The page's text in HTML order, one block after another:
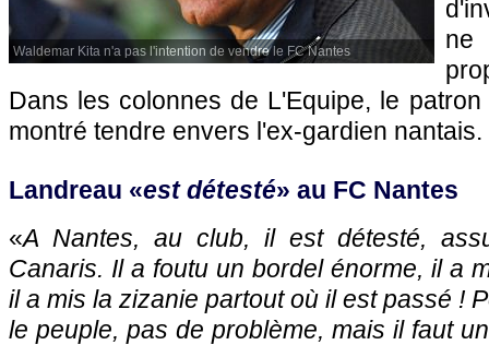
Waldemar Kita n'a pas l'intention de vendre le FC Nantes
ne
Dans les colonnes de L'Equipe, le
montré tendre envers l'ex-gardien nantais.
Landreau «est détesté» au FC Nantes
«A Nantes, au club, il est détesté,
Canaris. Il a foutu un bordel énorme, il a
il a mis la zizanie partout où il est passé !
le peuple, pas de problème, mais il faut